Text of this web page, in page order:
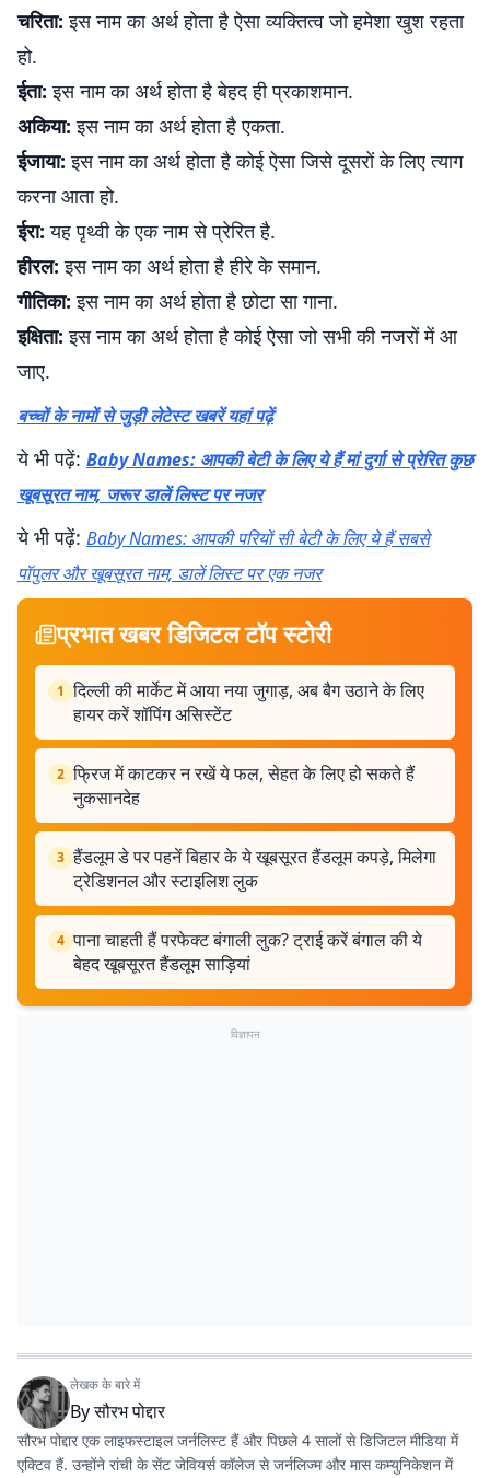
चरिता: इस नाम का अर्थ होता है ऐसा व्यक्तित्व जो हमेशा खुश रहता
हो.
ईता: इस नाम का अर्थ होता है बेहद ही प्रकाशमान.
अकिया: इस नाम का अर्थ होता है एकता.
ईजाया: इस नाम का अर्थ होता है कोई ऐसा जिसे दूसरों के लिए त्याग
करना आता हो.
ईरा: यह पृथ्वी के एक नाम से प्रेरित है.
हीरल: इस नाम का अर्थ होता है हीरे के समान.
गीतिका: इस नाम का अर्थ होता है छोटा सा गाना.
इक्षिता: इस नाम का अर्थ होता है कोई ऐसा जो सभी की नजरों में आ
जाए.
बच्चों के नामों से जुड़ी लेटेस्ट खबरें यहां पढ़ें
ये भी पढ़ें: Baby Names: आपकी बेटी के लिए ये हैं मां दुर्गा से प्रेरित कुछ
खूबसूरत नाम, जरूर डालें लिस्ट पर नजर
ये भी पढ़ें: Baby Names: आपकी परियों सी बेटी के लिए ये हैं सबसे
पॉपुलर और खूबसूरत नाम, डालें लिस्ट पर एक नजर
प्रभात खबर डिजिटल टॉप स्टोरी
1 दिल्ली की मार्केट में आया नया जुगाड़, अब बैग उठाने के लिए
हायर करें शॉपिंग असिस्टेंट
2 फ्रिज में काटकर न रखें ये फल, सेहत के लिए हो सकते हैं
नुकसानदेह
3 हैंडलूम डे पर पहनें बिहार के ये खूबसूरत हैंडलूम कपड़े, मिलेगा
ट्रेडिशनल और स्टाइलिश लुक
4 पाना चाहती हैं परफेक्ट बंगाली लुक? ट्राई करें बंगाल की ये
बेहद खूबसूरत हैंडलूम साड़ियां
विज्ञापन
लेखक के बारे में
Byसौरभ पोद्दार
सौरभ पोद्दार एक लाइफस्टाइल जर्नलिस्ट हैं और पिछले 4 सालों से डिजिटल मीडिया में
एक्टिव हैं. उन्होंने रांची के सेंट जेवियर्स कॉलेज से जर्नलिज्म और मास कम्युनिकेशन में